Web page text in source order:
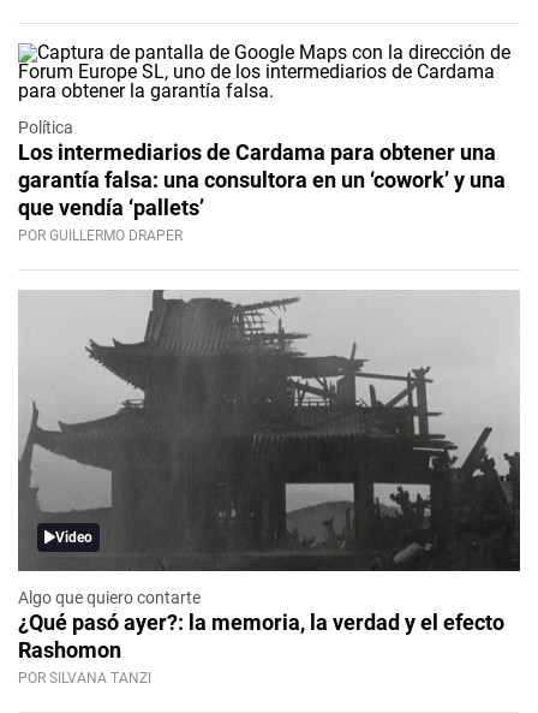
Política
Los intermediarios de Cardama para obtener una
garantía falsa: una consultora en un ‘cowork’ y una
que vendía ‘pallets’
POR GUILLERMO DRAPER
Video
Algo que quiero contarte
¿Qué pasó ayer?: la memoria, la verdad y el efecto
Rashomon
POR SILVANA TANZI